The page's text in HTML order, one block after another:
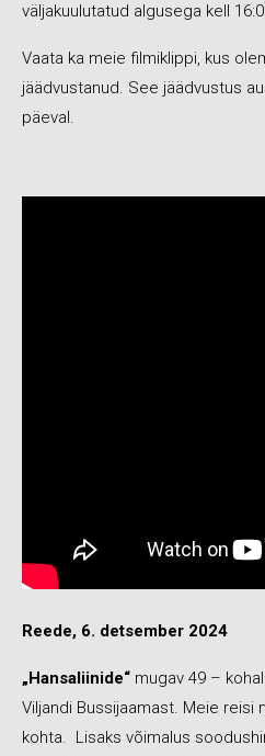
väljakuulutatud algusega kell
Vaata ka meie filmiklippi, kus
jäädvustanud. See jäädvustus
päeval.
Reede, 6. detsember 2024
„Hansaliinide“ mugav 49 –
Viljandi Bussijaamast. Meie reisi
kohta. Lisaks võimalus